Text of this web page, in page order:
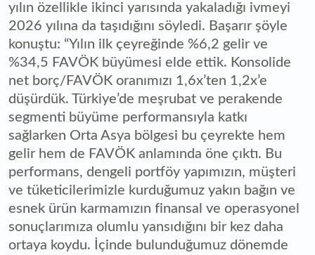
yılın özellikle ikinci yarısında yakaladığı ivmeyi
2026 yılına da taşıdığını söyledi. Başarır şöyle
konuştu: “Yılın ilk çeyreğinde %6,2 gelir ve
%34,5 FAVÖK büyümesi elde ettik. Konsolide
net borç/FAVÖK oranımızı 1,6x’ten 1,2x’e
düşürdük. Türkiye’de meşrubat ve perakende
segmenti büyüme performansıyla katkı
sağlarken Orta Asya bölgesi bu çeyrekte hem
gelir hem de FAVÖK anlamında öne çıktı. Bu
performans, dengeli portföy yapımızın, müşteri
ve tüketicilerimizle kurduğumuz yakın bağın ve
esnek ürün karmamızın finansal ve operasyonel
sonuçlarımıza olumlu yansıdığını bir kez daha
ortaya koydu. İçinde bulunduğumuz dönemde